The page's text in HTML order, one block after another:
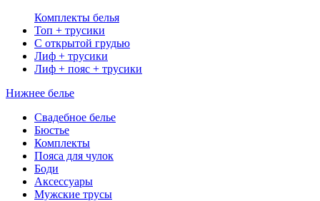
Комплекты белья
Топ + трусики
С открытой грудью
Лиф + трусики
Лиф + пояс + трусики
Нижнее белье
Свадебное белье
Бюстье
Комплекты
Пояса для чулок
Боди
Аксессуары
Мужские трусы